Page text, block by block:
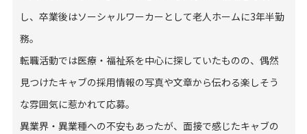
し、卒業後はソーシャルワーカーとして老人ホームに3年半勤
務。
転職活動では医療・福祉系を中心に探していたものの、偶然
見つけたキャブの採用情報の写真や文章から伝わる楽しそう
な雰囲気に惹かれて応募。
異業界・異業種への不安もあったが、面接で感じたキャブの